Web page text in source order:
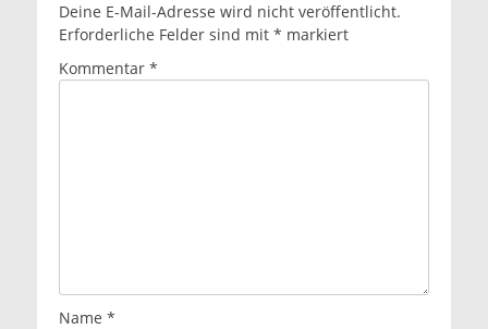
Deine E-Mail-Adresse wird nicht veröffentlicht.
Erforderliche Felder sind mit * markiert
Kommentar *
Name *